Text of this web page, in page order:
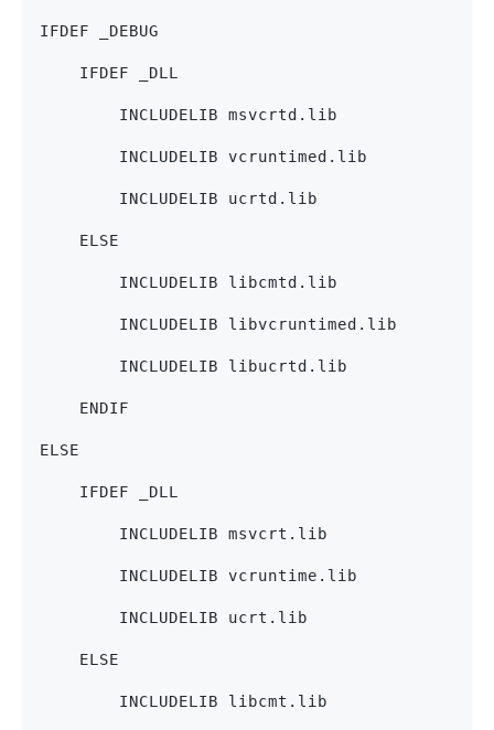
IFDEF _DEBUG
    IFDEF _DLL
        INCLUDELIB msvcrtd.lib
        INCLUDELIB vcruntimed.lib
        INCLUDELIB ucrtd.lib
    ELSE
        INCLUDELIB libcmtd.lib
        INCLUDELIB libvcruntimed.lib
        INCLUDELIB libucrtd.lib
    ENDIF
ELSE
    IFDEF _DLL
        INCLUDELIB msvcrt.lib
        INCLUDELIB vcruntime.lib
        INCLUDELIB ucrt.lib
    ELSE
        INCLUDELIB libcmt.lib